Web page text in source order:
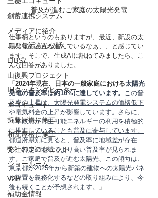
創蓄連携システム
メディアに紹介
こんな話あんな話
EIBS7
山復興プロジェクト
IHクッキングヒーター
エコキュート
折版屋根に施工
和瓦屋根に施工
弊社のプロジェクト
ショールーム
V2H
補助金情報
普及が進むご家庭の太陽光発電
仕事柄というのもありますが、最近、新設の太
陽発電の設置が進んでいるなぁ、、と感じてい
ます。そこで、生成AIに訊ねてみましたら、こ
んな回答がありました。
「 2024年現在、日本の一般家庭における太陽光
発電の普及率は約10%に達しています。 この普
及率の上昇は、太陽光発電システムの価格低下
や電気料金の上昇が影響しています。さらに、
日本政府が再生可能エネルギーの利用を積極的
に推進していることも普及に寄与しています。
都道府県別に見ると、普及率に地域差が存在
し、特定の地域でより高い普及率が見られま
す。ご家庭で普及が進む太陽光、この傾向は、
東京都が2025年から新築の建物への太陽光パネ
ル設置を義務化するなどの取り組みにより、今
後も続くことが予想されます。
」